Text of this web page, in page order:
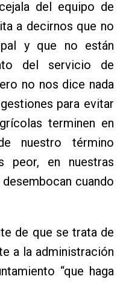
del equipo de
a decirnos que no
y que no están
del servicio de
no nos dice nada
para evitar
terminen en
nuestro término
peor, en nuestras
cuando
de que se trata de
a la administración
“que haga